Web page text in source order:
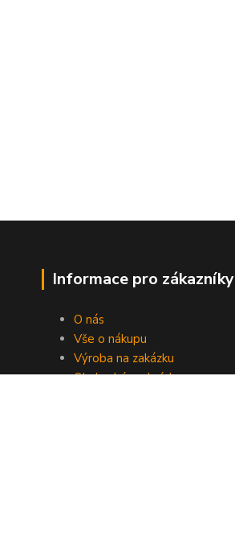
Informace pro zákazníky
O nás
Vše o nákupu
Výroba na zakázku
Obchodní podmínky